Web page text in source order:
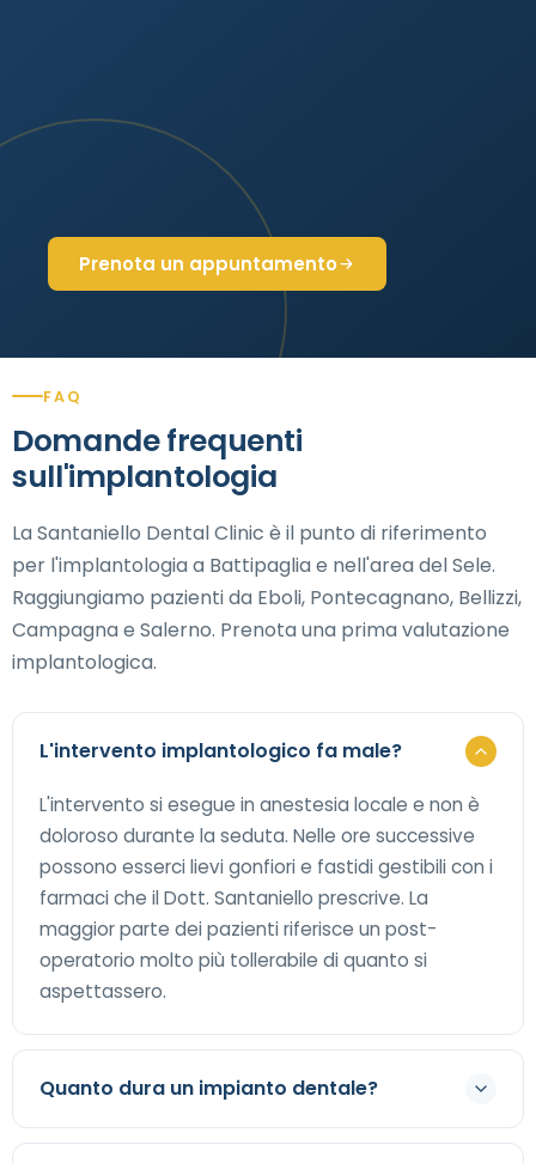
Prenota un appuntamento
FAQ
Domande frequenti
sull'implantologia
La Santaniello Dental Clinic è il punto di riferimento
per l'implantologia a Battipaglia e nell'area del Sele.
Raggiungiamo pazienti da Eboli, Pontecagnano, Bellizzi,
Campagna e Salerno. Prenota una prima valutazione
implantologica.
L'intervento implantologico fa male?
L'intervento si esegue in anestesia locale e non è
doloroso durante la seduta. Nelle ore successive
possono esserci lievi gonfiori e fastidi gestibili con i
farmaci che il Dott. Santaniello prescrive. La
maggior parte dei pazienti riferisce un post-
operatorio molto più tollerabile di quanto si
aspettassero.
Quanto dura un impianto dentale?